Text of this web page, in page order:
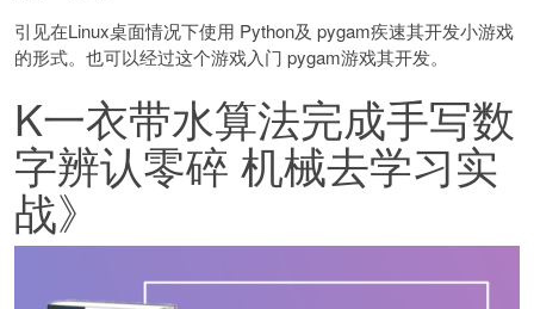
引见在Linux桌面情况下使用 Python及 pygam疾速其开发小游戏
的形式。也可以经过这个游戏入门 pygam游戏其开发。
K一衣带水算法完成手写数
字辨认零碎 机械去学习实
战》